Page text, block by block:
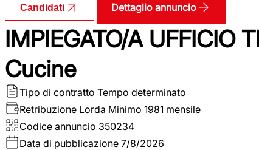
Candidati Dettaglio annuncio
IMPIEGATO/A UFFICIO
Cucine
Tipo di contratto Tempo determinato
Retribuzione Lorda Minimo 1981 mensile
Codice annuncio 350234
Data di pubblicazione 7/8/2026